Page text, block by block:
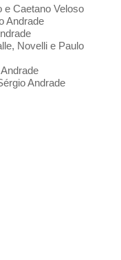
e Caetano Veloso
Andrade
Novelli e Paulo
Andrade